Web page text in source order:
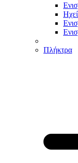
Πλήκτρα